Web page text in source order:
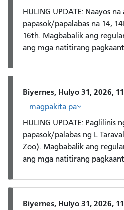
HULING UPDATE: Naayos
papasok/papalabas na 14,
16th. Magbabalik ang
ang mga natitirang
Biyernes, Hulyo 31, 2026,
magpakita pa
HULING UPDATE: Paglilinis
papasok/palabas ng L
Zoo). Magbabalik ang
ang mga natitirang
Biyernes, Hulyo 31, 2026,